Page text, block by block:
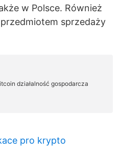
w Polsce. Również
sprzedaży
pro krypto